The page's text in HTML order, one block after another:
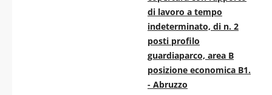
di lavoro a tempo
indeterminato, di n. 2
posti profilo
guardiaparco, area B
posizione economica B1.
- Abruzzo